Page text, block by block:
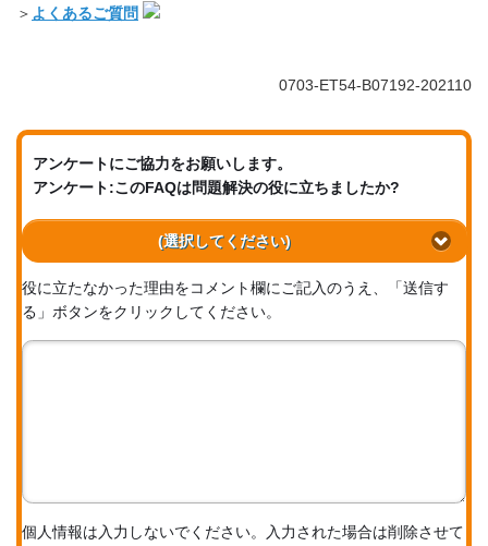
＞ よくあるご質問
0703-ET54-B07192-202110
アンケートにご協力をお願いします。
アンケート:このFAQは問題解決の役に立ちましたか?
(選択してください)
役に立たなかった理由をコメント欄にご記入のうえ、「送信す
る」ボタンをクリックしてください。
個人情報は入力しないでください。入力された場合は削除させて